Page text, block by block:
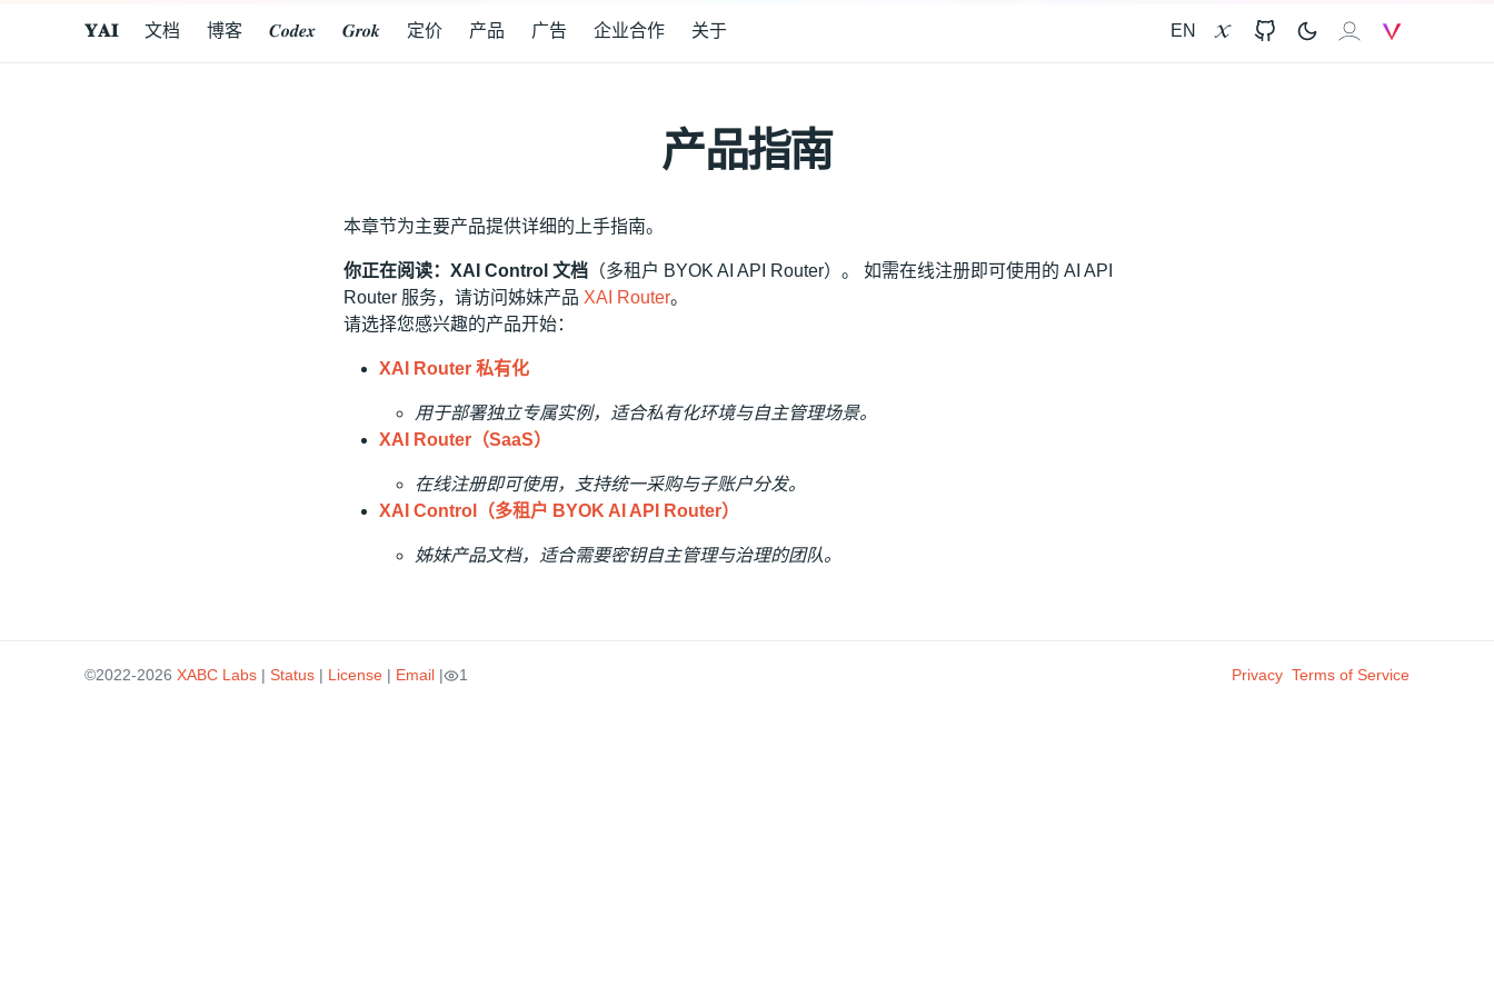
𝐘𝐀𝐈 EN GitHub 𝐗𝐀𝐈
文档 博客 𝑪𝒐𝒅𝒆𝒙 𝑮𝒓𝒐𝒌 定价 产品 广告 企业合作 关于
产品指南
本章节为主要产品提供详细的上手指南。
你正在阅读：XAI Control 文档（多租户 BYOK AI API Router）。 如需在线注册即可使用的 AI API
Router 服务，请访问姊妹产品 XAI Router。
请选择您感兴趣的产品开始：
XAI Router 私有化
用于部署独立专属实例，适合私有化环境与自主管理场景。
XAI Router（SaaS）
在线注册即可使用，支持统一采购与子账户分发。
XAI Control（多租户 BYOK AI API Router）
姊妹产品文档，适合需要密钥自主管理与治理的团队。
©2022-2026 XABC Labs | Status | License | Email | 1 Privacy Terms of Service